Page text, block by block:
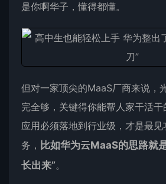
是你啊华子，懂得都懂。
但对一家顶尖的MaaS厂商来说，
完全够，关键得你能帮人家干活干
应用必须落地到行业级，才是最见
务， 比如华为云MaaS的思路就
长出来”。